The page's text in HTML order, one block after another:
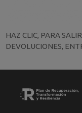
HAZ CLIC, PARA
DEVOLUCIONES,